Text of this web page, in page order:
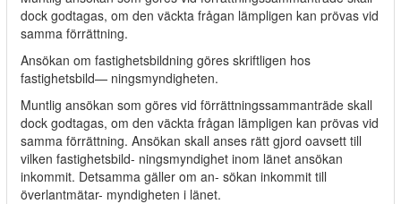
dock godtagas, om den väckta frågan lämpligen kan prövas vid
samma förrättning.
Ansökan om fastighetsbildning göres skriftligen hos
fastighetsbild— ningsmyndigheten.
Muntlig ansökan som göres vid förrättningssammanträde skall
dock godtagas, om den väckta frågan lämpligen kan prövas vid
samma förrättning. Ansökan skall anses rätt gjord oavsett till
vilken fastighetsbild- ningsmyndighet inom länet ansökan
inkommit. Detsamma gäller om an- sökan inkommit till
överlantmätar- myndigheten i länet.